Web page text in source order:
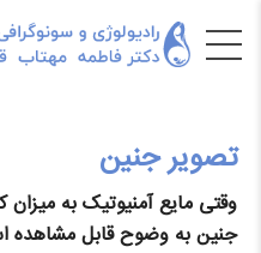
تصویر جنین
وقتی مایع آمنیوتیک به
جنین به وضوح قابل مشاهده